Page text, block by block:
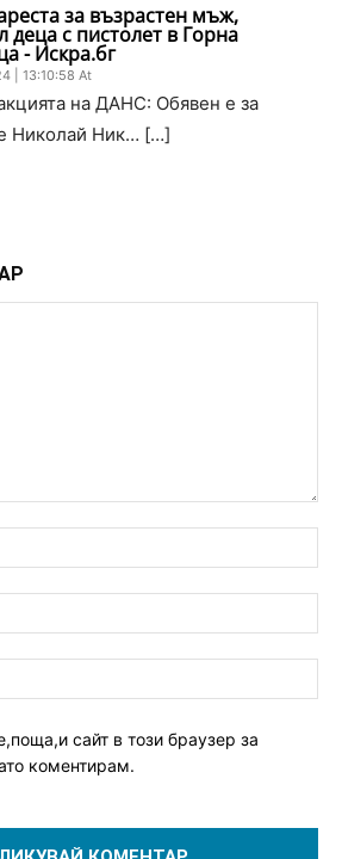
за възрастен мъж,
деца с пистолет в Горна
- Искра.бг
| 13:10:58 At
на ДАНС: Обявен е за
Николай Ник… […]
сайт в този браузер за
коментирам.